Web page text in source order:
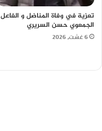
تعزية في وفاة المناضل و الفاعل
الجمعوي حسن السريري
6 غشت، 2026